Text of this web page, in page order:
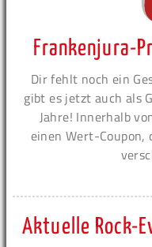
Frankenjura-
Dir fehlt noch ein
gibt es jetzt auch als
Jahre! Innerhalb
einen Wert-Coupon,
Aktuelle Rock-